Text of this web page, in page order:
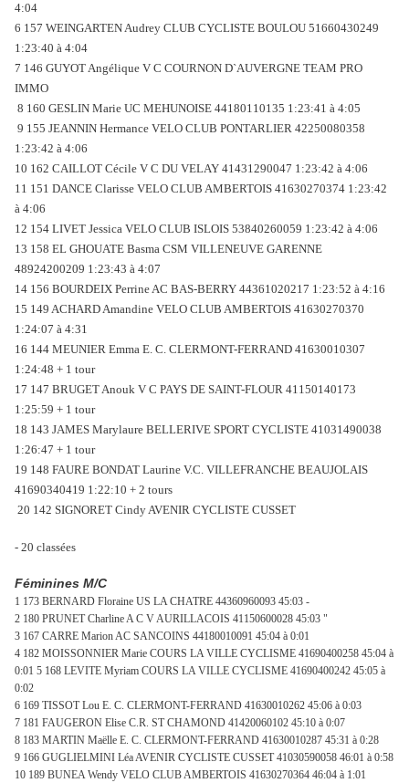
4:04
6 157 WEINGARTEN Audrey CLUB CYCLISTE BOULOU 51660430249
1:23:40 à 4:04
7 146 GUYOT Angélique V C COURNON D`AUVERGNE TEAM PRO
IMMO
8 160 GESLIN Marie UC MEHUNOISE 44180110135 1:23:41 à 4:05
9 155 JEANNIN Hermance VELO CLUB PONTARLIER 42250080358
1:23:42 à 4:06
10 162 CAILLOT Cécile V C DU VELAY 41431290047 1:23:42 à 4:06
11 151 DANCE Clarisse VELO CLUB AMBERTOIS 41630270374 1:23:42
à 4:06
12 154 LIVET Jessica VELO CLUB ISLOIS 53840260059 1:23:42 à 4:06
13 158 EL GHOUATE Basma CSM VILLENEUVE GARENNE
48924200209 1:23:43 à 4:07
14 156 BOURDEIX Perrine AC BAS-BERRY 44361020217 1:23:52 à 4:16
15 149 ACHARD Amandine VELO CLUB AMBERTOIS 41630270370
1:24:07 à 4:31
16 144 MEUNIER Emma E. C. CLERMONT-FERRAND 41630010307
1:24:48 + 1 tour
17 147 BRUGET Anouk V C PAYS DE SAINT-FLOUR 41150140173
1:25:59 + 1 tour
18 143 JAMES Marylaure BELLERIVE SPORT CYCLISTE 41031490038
1:26:47 + 1 tour
19 148 FAURE BONDAT Laurine V.C. VILLEFRANCHE BEAUJOLAIS
41690340419 1:22:10 + 2 tours
20 142 SIGNORET Cindy AVENIR CYCLISTE CUSSET
- 20 classées
Féminines M/C
1 173 BERNARD Floraine US LA CHATRE 44360960093 45:03 -
2 180 PRUNET Charline A C V AURILLACOIS 41150600028 45:03 "
3 167 CARRE Marion AC SANCOINS 44180010091 45:04 à 0:01
4 182 MOISSONNIER Marie COURS LA VILLE CYCLISME 41690400258 45:04 à
0:01 5 168 LEVITE Myriam COURS LA VILLE CYCLISME 41690400242 45:05 à
0:02
6 169 TISSOT Lou E. C. CLERMONT-FERRAND 41630010262 45:06 à 0:03
7 181 FAUGERON Elise C.R. ST CHAMOND 41420060102 45:10 à 0:07
8 183 MARTIN Maëlle E. C. CLERMONT-FERRAND 41630010287 45:31 à 0:28
9 166 GUGLIELMINI Léa AVENIR CYCLISTE CUSSET 41030590058 46:01 à 0:58
10 189 BUNEA Wendy VELO CLUB AMBERTOIS 41630270364 46:04 à 1:01